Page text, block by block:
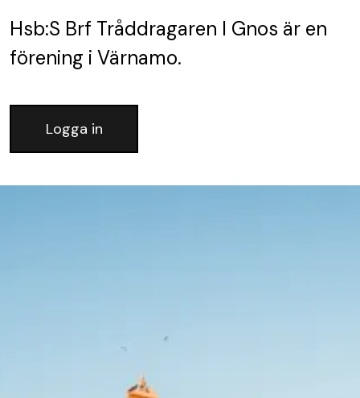
Hsb:S Brf Tråddragaren I Gnos är en
förening i Värnamo.
Logga in